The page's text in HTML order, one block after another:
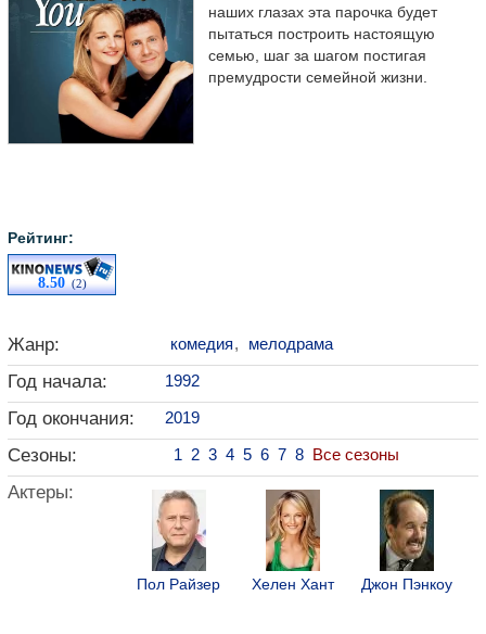
Рейтинг:
8.50(2)
наших глазах эта парочка будет
пытаться построить настоящую
семью, шаг за шагом постигая
премудрости семейной жизни.
Жанр: комедия, мелодрама
Год начала: 1992
Год окончания: 2019
Сезоны: 1 2 3 4 5 6 7 8 Все сезоны
Актеры:
Пол Райзер Хелен Хант Джон Пэнкоу